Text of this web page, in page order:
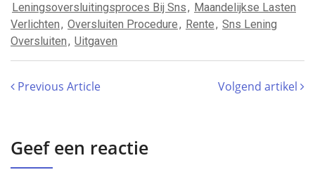
Leningsoversluitingsproces Bij Sns, Maandelijkse Lasten
Verlichten, Oversluiten Procedure, Rente, Sns Lening
Oversluiten, Uitgaven
Previous Article Volgend artikel
Geef een reactie